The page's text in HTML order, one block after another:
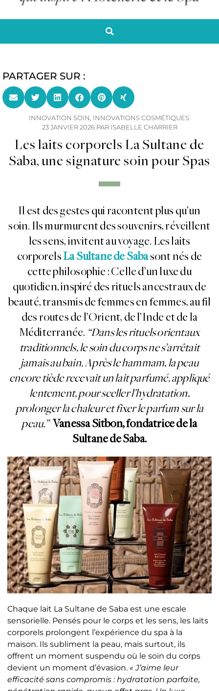
PARTAGER SUR :
INNOVATION SOIN INNOVATIONS COSMÉTIQUES
23 JANVIER 2026 PARISABELLE CHARRIER
Les laits corporels La Sultane de
Saba, une signature soin pour Spas
Il est des gestes qui racontent plus qu’un
soin. Ils murmurent des souvenirs, réveillent
les sens, invitent au voyage. Les laits
corporelsLa Sultane de Sabasont nés de
cette philosophie : Celle d’un luxe du
quotidien, inspiré des rituels ancestraux de
beauté, transmis de femmes en femmes, au fil
des routes de l’Orient, de l’Inde et de la
Méditerranée. “Dans les rituels orientaux
traditionnels, le soin du corps ne s’arrêtait
jamais au bain. Après le hammam, la peau
encore tiède recevait un lait parfumé, appliqué
lentement, pour scellerl’hydratation,
prolonger la chaleur et fixer le parfum sur la
peau.”Vanessa Sitbon, fondatrice de la
Sultane de Saba.
Chaque lait La Sultane de Saba est une escale
sensorielle. Pensés pour le corps et les sens, les laits
corporels prolongent l’expérience du spa à la
maison. Ils subliment la peau, mais surtout, ils
offrent un moment suspendu où le soin du corps
devient un moment d’évasion. « J’aime leur
efficacité sans compromis : hydratation parfaite,